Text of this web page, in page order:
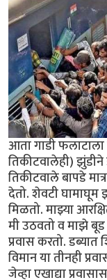
आता गाडी
तिकीटवालेही)
तिकीटवाले बापडे
देतो. शेवटी घामाघूम
मिळतो. माझ्या
मी उठवतो व माझे बूड
प्रवास करतो.
विमान या तीनही
जेव्हा एखाद्या